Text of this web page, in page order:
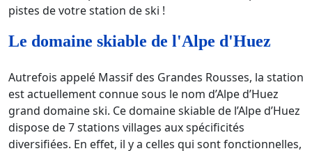
pistes de votre station de ski !
Le domaine skiable de l'Alpe d'Huez
Autrefois appelé Massif des Grandes Rousses, la station
est actuellement connue sous le nom d’Alpe d’Huez
grand domaine ski. Ce domaine skiable de l’Alpe d’Huez
dispose de 7 stations villages aux spécificités
diversifiées. En effet, il y a celles qui sont fonctionnelles,